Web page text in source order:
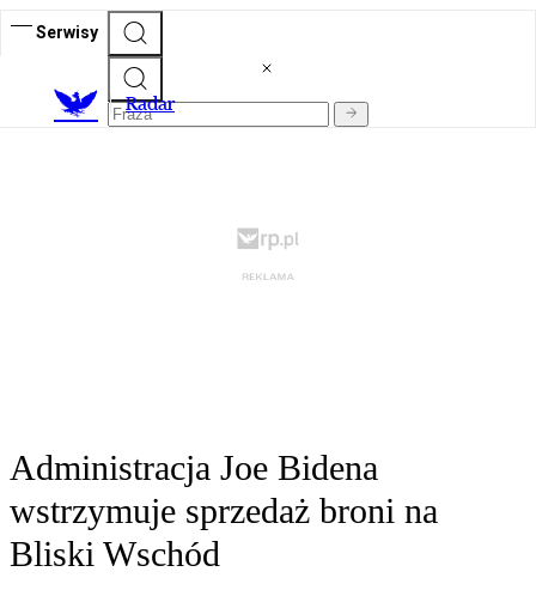
Serwisy
Radar
Administracja Joe Bidena
wstrzymuje sprzedaż broni na
Bliski Wschód